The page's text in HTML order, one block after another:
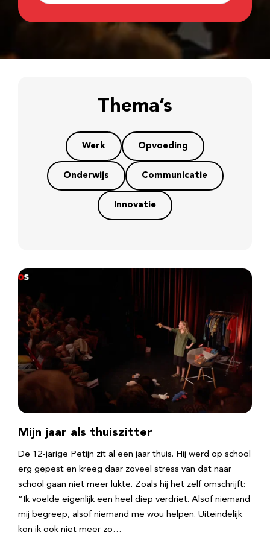
Thema’s
Werk Opvoeding
Onderwijs Communicatie
Innovatie
Mijn jaar als thuiszitter
De 12-jarige Petijn zit al een jaar thuis. Hij werd op school
erg gepest en kreeg daar zoveel stress van dat naar
school gaan niet meer lukte. Zoals hij het zelf omschrijft:
“Ik voelde eigenlijk een heel diep verdriet. Alsof niemand
mij begreep, alsof niemand me wou helpen. Uiteindelijk
kon ik ook niet meer zo…